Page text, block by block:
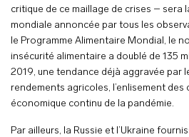
critique de ce maillage de crises – sera
mondiale annoncée par tous les
le Programme Alimentaire Mondial, le
insécurité alimentaire a doublé de 135
2019, une tendance déjà aggravée par
rendements agricoles, l’enlisement des
économique continu de la pandémie.
Par ailleurs, la Russie et l’Ukraine